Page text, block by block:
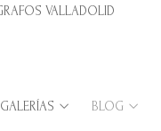
GALERÍAS BLOG